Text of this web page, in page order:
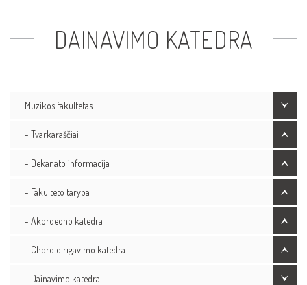
DAINAVIMO KATEDRA
Muzikos fakultetas
- Tvarkaraščiai
- Dekanato informacija
- Fakulteto taryba
- Akordeono katedra
- Choro dirigavimo katedra
- Dainavimo katedra